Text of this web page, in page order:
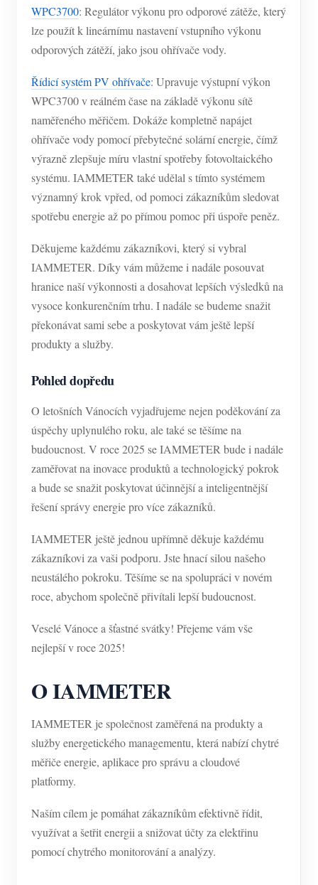
WPC3700: Regulátor výkonu pro odporové zátěže, který
lze použít k lineárnímu nastavení vstupního výkonu
odporových zátěží, jako jsou ohřívače vody.
Řídicí systém PV ohřívače: Upravuje výstupní výkon
WPC3700 v reálném čase na základě výkonu sítě
naměřeného měřičem. Dokáže kompletně napájet
ohřívače vody pomocí přebytečné solární energie, čímž
výrazně zlepšuje míru vlastní spotřeby fotovoltaického
systému. IAMMETER také udělal s tímto systémem
významný krok vpřed, od pomoci zákazníkům sledovat
spotřebu energie až po přímou pomoc při úspoře peněz.
Děkujeme každému zákazníkovi, který si vybral
IAMMETER. Díky vám můžeme i nadále posouvat
hranice naší výkonnosti a dosahovat lepších výsledků na
vysoce konkurenčním trhu. I nadále se budeme snažit
překonávat sami sebe a poskytovat vám ještě lepší
produkty a služby.
Pohled dopředu
O letošních Vánocích vyjadřujeme nejen poděkování za
úspěchy uplynulého roku, ale také se těšíme na
budoucnost. V roce 2025 se IAMMETER bude i nadále
zaměřovat na inovace produktů a technologický pokrok
a bude se snažit poskytovat účinnější a inteligentnější
řešení správy energie pro více zákazníků.
IAMMETER ještě jednou upřímně děkuje každému
zákazníkovi za vaši podporu. Jste hnací silou našeho
neustálého pokroku. Těšíme se na spolupráci v novém
roce, abychom společně přivítali lepší budoucnost.
Veselé Vánoce a šťastné svátky! Přejeme vám vše
nejlepší v roce 2025!
O IAMMETER
IAMMETER je společnost zaměřená na produkty a
služby energetického managementu, která nabízí chytré
měřiče energie, aplikace pro správu a cloudové
platformy.
Naším cílem je pomáhat zákazníkům efektivně řídit,
využívat a šetřit energii a snižovat účty za elektřinu
pomocí chytrého monitorování a analýzy.